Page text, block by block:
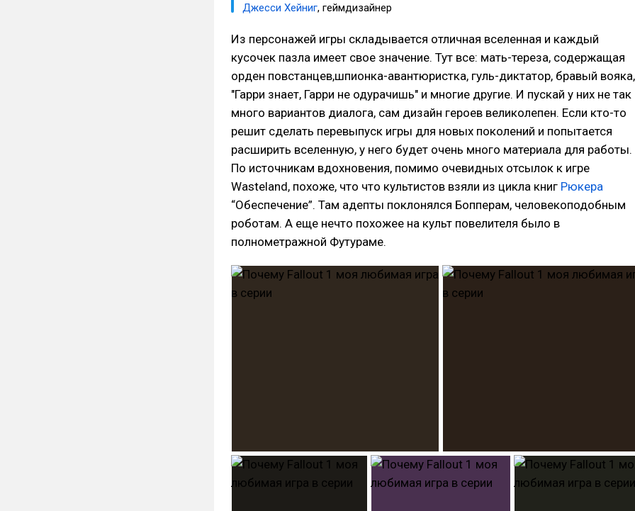
Джесси Хейниг, геймдизайнер
Из персонажей игры складывается отличная вселенная и каждый
кусочек пазла имеет свое значение. Тут все: мать-тереза, содержащая
орден повстанцев,шпионка-авантюристка, гуль-диктатор, бравый вояка,
"Гарри знает, Гарри не одурачишь" и многие другие. И пускай у них не так
много вариантов диалога, сам дизайн героев великолепен. Если кто-то
решит сделать перевыпуск игры для новых поколений и попытается
расширить вселенную, у него будет очень много материала для работы.
По источникам вдохновения, помимо очевидных отсылок к игре
Wasteland, похоже, что что культистов взяли из цикла книг Рюкера
“Обеспечение”. Там адепты поклонялся Бопперам, человекоподобным
роботам. А еще нечто похожее на культ повелителя было в
полнометражной Футураме.